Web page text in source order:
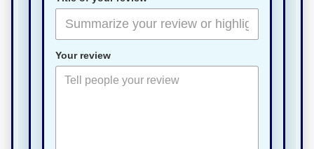
Your review